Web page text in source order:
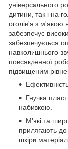
універсального
дитини, так і на
оголів'я з
забезпечує
забезпечується
навколишнього
повсякденної
підвищеним
Гнучка
набивкою.
М'які та
прилягають до
шкіри